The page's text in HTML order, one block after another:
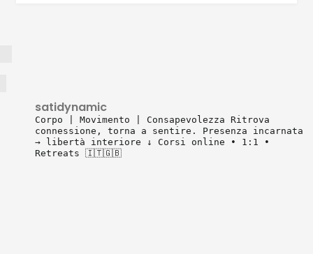
satidynamic
Corpo | Movimento | Consapevolezza Ritrova
connessione, torna a sentire.
Presenza incarnata
→ libertà interiore ↓ Corsi online • 1:1 •
Retreats 🇮🇹🇬🇧